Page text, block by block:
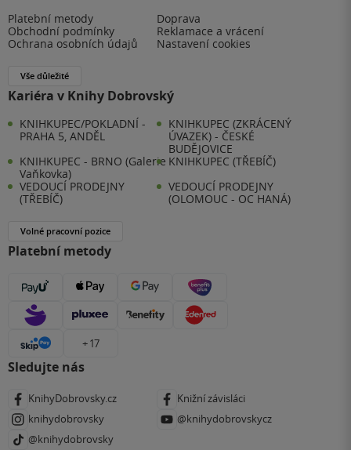
Platební metody
Doprava
Obchodní podmínky
Reklamace a vrácení
Ochrana osobních údajů
Nastavení cookies
Vše důležité
Kariéra v Knihy Dobrovský
KNIHKUPEC/POKLADNÍ -
PRAHA 5, ANDĚL
KNIHKUPEC (ZKRÁCENÝ
ÚVAZEK) - ČESKÉ
BUDĚJOVICE
KNIHKUPEC - BRNO (Galerie
Vaňkovka)
KNIHKUPEC (TŘEBÍČ)
VEDOUCÍ PRODEJNY
(TŘEBÍČ)
VEDOUCÍ PRODEJNY
(OLOMOUC - OC HANÁ)
Volné pracovní pozice
Platební metody
+ 17
Sledujte nás
KnihyDobrovsky.cz
Knižní závisláci
knihydobrovsky
@knihydobrovskycz
@knihydobrovsky